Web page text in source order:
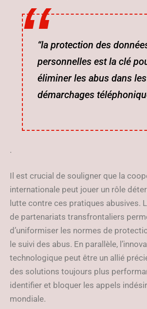
“la protection des
personnelles est la clé
éliminer les abus dans les
démarchages
.
Il est crucial de souligner que la
internationale peut jouer un rôle
lutte contre ces pratiques abusives.
de partenariats transfrontaliers
d’uniformiser les normes de
le suivi des abus. En parallèle,
technologique peut être un allié
des solutions toujours plus
identifier et bloquer les appels
mondiale.